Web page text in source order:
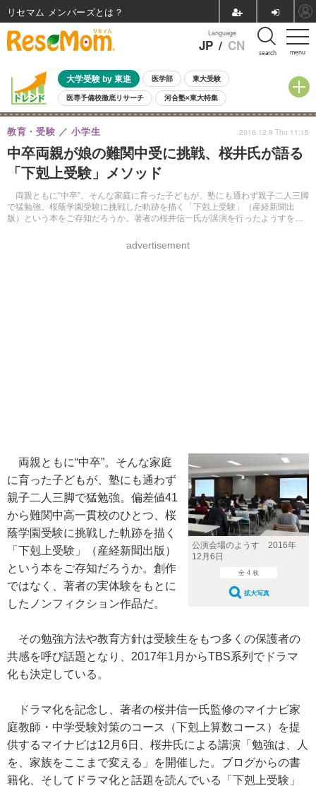
menu
Language
JP / CN search
大学受験 by 東進 医学部 東大受験
医専予備校徹底リサーチ 河合塾×東大特集
親子で考える大学選び 高校受験 中学受験 小学校受験
共通テスト 夏休み
8月開催イベント・WS 全国公立高校 過去問 人気記事
自由研究教材（小学生向け） 自由研究教材（中学生向け）
中卒両親が娘の難関中受に挑戦、桜井氏が語る
「下剋上受験」メソッド
両親ともに“中卒”。そんな家庭に育った子どもが、塾にも通わず親子二人三脚
で猛勉強。桜蔭学園受験に挑戦した軌跡を描く「下剋上受験」（産経新聞出
版）という本をご存知だろうか。著者の桜井信一氏が講演を行ったようすを紹
教育・受験 小学生
advertisement
2016.12.8 Thu 11:15
公演会場のようす 2016年
12月6日
全 4 枚
拡大写真
両親ともに“中卒”。そんな家庭
に育った子どもが、塾にも通わず
親子二人三脚で猛勉強。偏差値41
から難関中高一貫校のひとつ、桜
蔭学園受験に挑戦した軌跡を描く
「下剋上受験」（産経新聞出版）
という本をご存知だろうか。創作
ではなく、著者の実体験をもとに
したノンフィクション作品だ。
その勉強方法や教育方針は受験生をもつ多くの保護者の
共感を呼び話題となり、2017年1月からTBS系列でドラマ
化も決定している。
ドラマ化を記念し、著者の桜井信一氏監修のマイナビ家
庭教師・中学受験対策のコース（下剋上算数コース）を提
供するマイナビは12月6日、桜井氏による講演「勉強は、人
を、家族をここまで変える」を開催した。ブログからの書
籍化、そしてドラマ化と話題を読んでいる「下剋上受験」
リセマム メンバーズ